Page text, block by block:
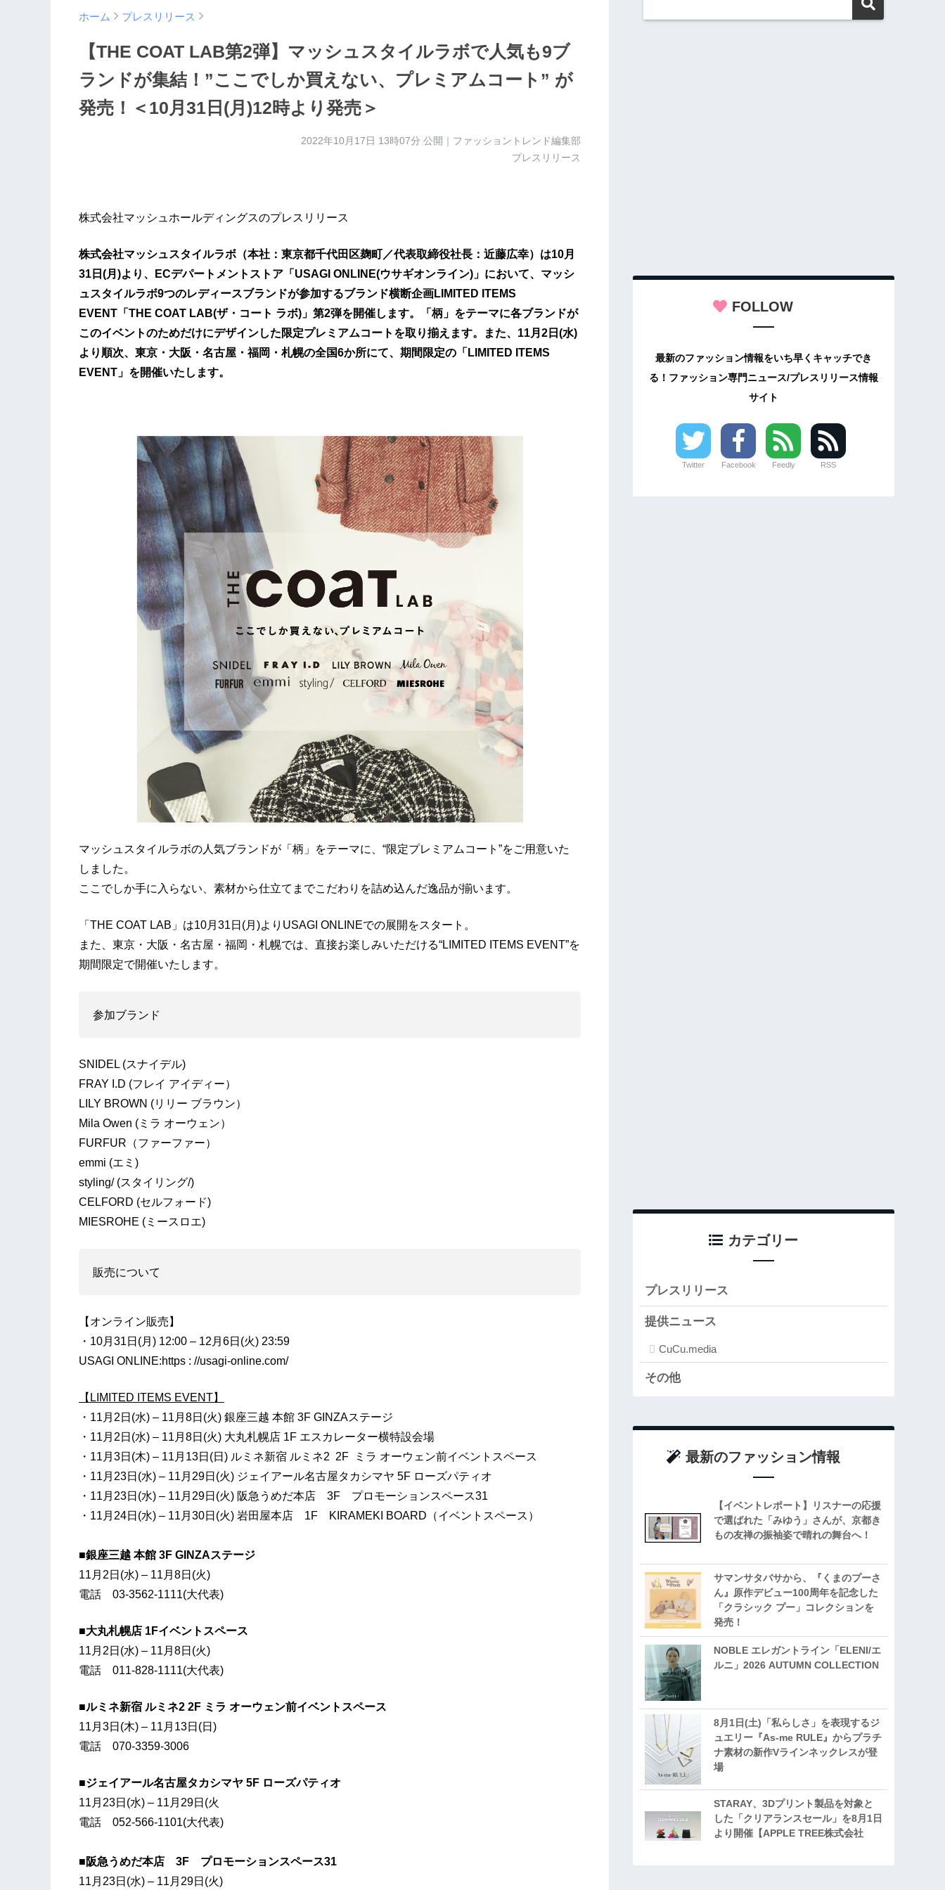
ホーム プレスリリース
【THE COAT LAB第2弾】マッシュスタイルラボで人気も9ブ
ランドが集結！”ここでしか買えない、プレミアムコート” が
発売！＜10月31日(月)12時より発売＞
2022年10月17日 13時07分 公開｜ファッショントレンド編集部
プレスリリース
株式会社マッシュホールディングスのプレスリリース
株式会社マッシュスタイルラボ（本社：東京都千代田区麹町／代表取締役社長：近藤広幸）は10月
31日(月)より、ECデパートメントストア「USAGI ONLINE(ウサギオンライン)」において、マッシ
ュスタイルラボ9つのレディースブランドが参加するブランド横断企画LIMITED ITEMS
EVENT「THE COAT LAB(ザ・コート ラボ)」第2弾を開催します。「柄」をテーマに各ブランドが
このイベントのためだけにデザインした限定プレミアムコートを取り揃えます。また、11月2日(水)
より順次、東京・大阪・名古屋・福岡・札幌の全国6か所にて、期間限定の「LIMITED ITEMS
EVENT」を開催いたします。
マッシュスタイルラボの人気ブランドが「柄」をテーマに、“限定プレミアムコート”をご用意いた
しました。
ここでしか手に入らない、素材から仕立てまでこだわりを詰め込んだ逸品が揃います。
「THE COAT LAB」は10月31日(月)よりUSAGI ONLINEでの展開をスタート。
また、東京・大阪・名古屋・福岡・札幌では、直接お楽しみいただける“LIMITED ITEMS EVENT”を
期間限定で開催いたします。
参加ブランド
SNIDEL (スナイデル)
FRAY I.D (フレイ アイディー）
LILY BROWN (リリー ブラウン）
Mila Owen (ミラ オーウェン）
FURFUR（ファーファー）
emmi (エミ)
styling/ (スタイリング/)
CELFORD (セルフォード)
MIESROHE (ミースロエ)
販売について
【オンライン販売】
・10月31日(月) 12:00 – 12月6日(火) 23:59
USAGI ONLINE:https : //usagi-online.com/
【LIMITED ITEMS EVENT】
・11月2日(水) – 11月8日(火) 銀座三越 本館 3F GINZAステージ
・11月2日(水) – 11月8日(火) 大丸札幌店 1F エスカレーター横特設会場
・11月3日(木) – 11月13日(日) ルミネ新宿 ルミネ2 2F ミラ オーウェン前イベントスペース
・11月23日(水) – 11月29日(火) ジェイアール名古屋タカシマヤ 5F ローズパティオ
・11月23日(水) – 11月29日(火) 阪急うめだ本店 3F プロモーションスペース31
・11月24日(水) – 11月30日(火) 岩田屋本店 1F KIRAMEKI BOARD（イベントスペース）
■銀座三越 本館 3F GINZAステージ
11月2日(水) – 11月8日(火)
電話 03-3562-1111(大代表)
■大丸札幌店 1Fイベントスペース
11月2日(水) – 11月8日(火)
電話 011-828-1111(大代表)
■ルミネ新宿 ルミネ2 2F ミラ オーウェン前イベントスペース
11月3日(木) – 11月13日(日)
電話 070-3359-3006
■ジェイアール名古屋タカシマヤ 5F ローズパティオ
11月23日(水) – 11月29日(火
電話 052-566-1101(大代表)
■阪急うめだ本店 3F プロモーションスペース31
11月23日(水) – 11月29日(火)
FOLLOW
最新のファッション情報をいち早くキャッチでき
る！ファッション専門ニュース/プレスリリース情報
サイト
Twitter Facebook Feedly RSS
カテゴリー
プレスリリース
提供ニュース
CuCu.media
その他
最新のファッション情報
【イベントレポート】リスナーの応援
で選ばれた「みゆう」さんが、京都き
もの友禅の振袖姿で晴れの舞台へ！
サマンサタバサから、『くまのプーさ
ん』原作デビュー100周年を記念した
「クラシック プー」コレクションを
発売！
NOBLE エレガントライン「ELENI/エ
ルニ」2026 AUTUMN COLLECTION
8月1日(土)「私らしさ」を表現するジ
ュエリー『As-me RULE』からプラチ
ナ素材の新作Vラインネックレスが登
場
STARAY、3Dプリント製品を対象と
した「クリアランスセール」を8月1日
より開催【APPLE TREE株式会社